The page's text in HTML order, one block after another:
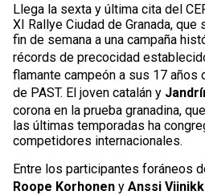
Llega la sexta y última cita del
XI Rallye Ciudad de Granada,
fin de semana a una campaña
récords de precocidad
flamante campeón a sus 17 años
de PAST. El joven catalán y
corona en la prueba granadina,
las últimas temporadas ha
competidores internacionales.
Entre los participantes foráneos
Roope Korhonen y Anssi